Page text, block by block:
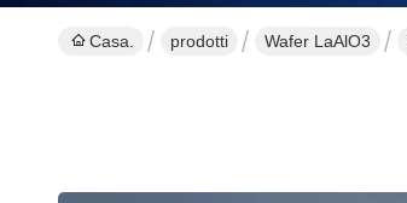
Casa. prodotti Wafer LaAlO3